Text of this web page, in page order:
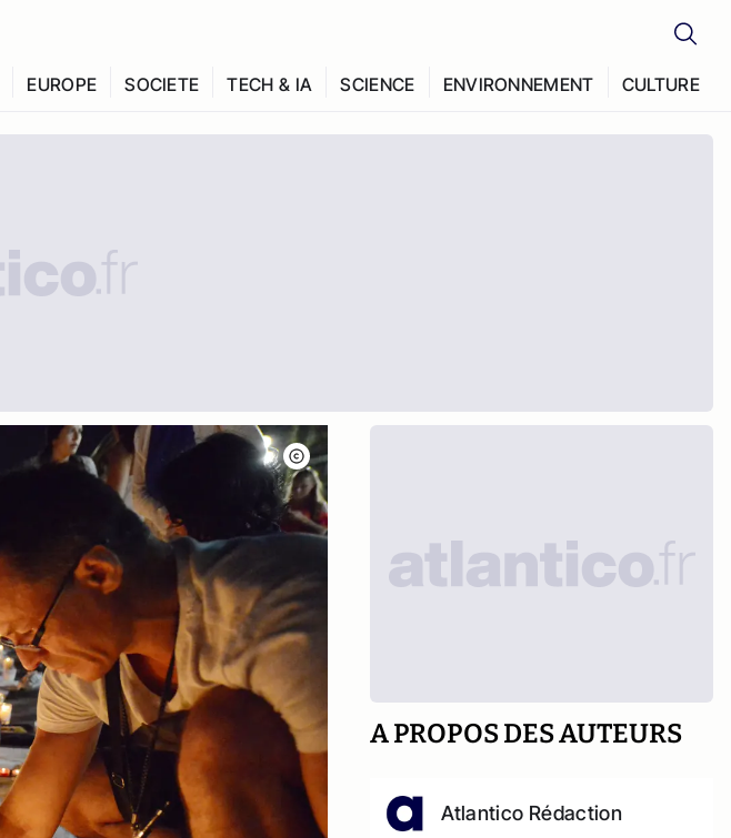
EUROPE SOCIETE TECH & IA SCIENCE ENVIRONNEMENT CULTURE
A PROPOS DES AUTEURS
Atlantico Rédaction